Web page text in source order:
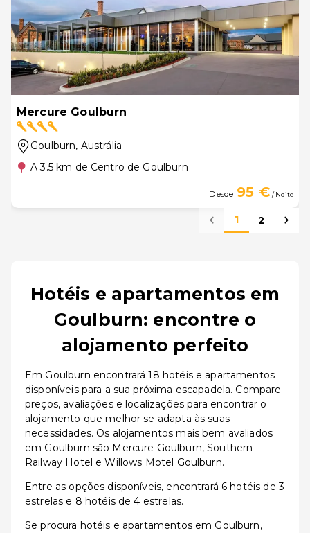
Mercure Goulburn
Goulburn, Austrália
A 3.5 km de Centro de Goulburn
Desde 95 €/ Noite
1 2
Hotéis e apartamentos em
Goulburn: encontre o
alojamento perfeito
Em Goulburn encontrará 18 hotéis e apartamentos
disponíveis para a sua próxima escapadela. Compare
preços, avaliações e localizações para encontrar o
alojamento que melhor se adapta às suas
necessidades. Os alojamentos mais bem avaliados
em Goulburn são Mercure Goulburn, Southern
Railway Hotel e Willows Motel Goulburn.
Entre as opções disponíveis, encontrará 6 hotéis de 3
estrelas e 8 hotéis de 4 estrelas.
Se procura hotéis e apartamentos em Goulburn,